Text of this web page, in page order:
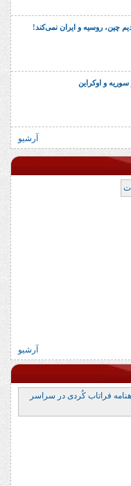
چین، روسیه و ایران نمی‌کند!
و اوکراین
آرشیو
آرشیو